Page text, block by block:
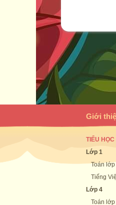
Giới
TIỂU HỌC
Lớp 1
Toán lớp
Tiếng
Lớp 4
Toán lớp